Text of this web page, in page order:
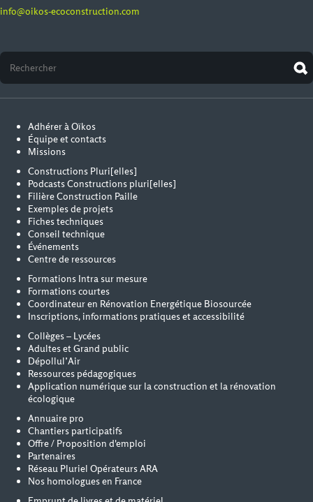
info@oikos-ecoconstruction.com
Adhérer à Oïkos
Équipe et contacts
Missions
Constructions Pluri[elles]
Podcasts Constructions pluri[elles]
Filière Construction Paille
Exemples de projets
Fiches techniques
Conseil technique
Événements
Centre de ressources
Formations Intra sur mesure
Formations courtes
Coordinateur en Rénovation Energétique Biosourcée
Inscriptions, informations pratiques et accessibilité
Collèges – Lycées
Adultes et Grand public
Dépollul’Air
Ressources pédagogiques
Application numérique sur la construction et la rénovation
écologique
Annuaire pro
Chantiers participatifs
Offre / Proposition d'emploi
Partenaires
Réseau Pluriel Opérateurs ARA
Nos homologues en France